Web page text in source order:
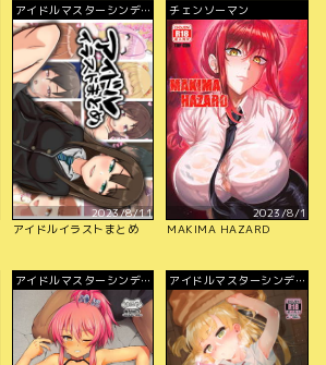
アイドルマスターシンデレ
ラガールズ
2023/8/11
アイドルイラストまとめ
チェンソーマン
2023/8/1
MAKIMA HAZARD
アイドルマスターシンデレ
ラガールズ
アイドルマスターシンデレ
ラガールズ